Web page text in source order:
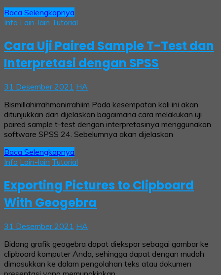
Baca Selengkapnya
Info Lain-lain Tutorial
Cara Uji Paired Sample T-Test dan
Interpretasi dengan SPSS
31 Desember 2021 HA
Bismillahirrahmanirrahiim Pada kesempatan kali ini akan
ditunjukkan dan dijelaskan bagaimana cara melakukan uji
paired sample t-test dengan interpretasinya menggunakan
software SPSS 24. Sebelumnya akan dijelaskan
Baca Selengkapnya
Info Lain-lain Tutorial
Exporting Pictures to Clipboard
With Geogebra
31 Desember 2021 HA
Bidang grafik geogebra dapat diekspor sebagai gambar ke
clipboard komputer Anda, sehingga dapat dengan mudah
dimasukkan ke dalam pengolahan teks atau dokumen